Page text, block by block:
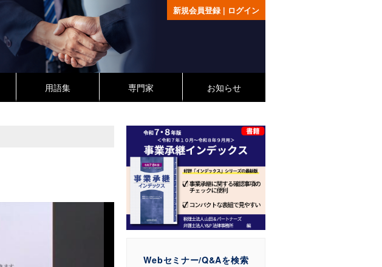
新規会員登録| ログイン
用語集 専門家 お知らせ
Webセミナー/Q&Aを検索